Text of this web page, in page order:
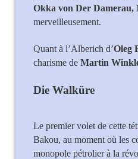
Okka von Der Damerau,
merveilleusement.
Quant à l’Alberich d’Oleg
charisme de Martin
Die Walküre
Le premier volet de cette
Bakou, au moment où les
monopole pétrolier à la